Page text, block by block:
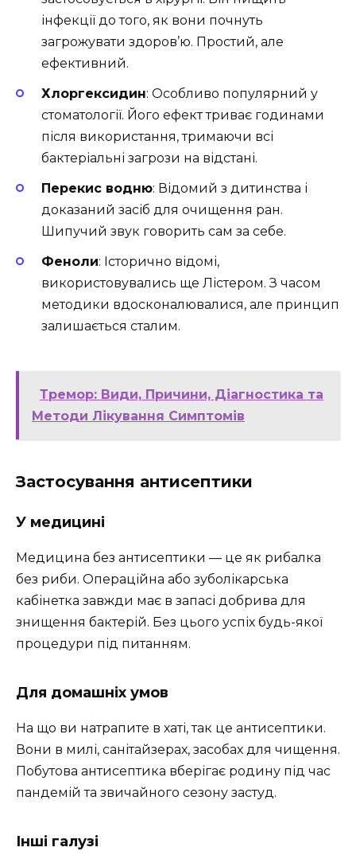
інфекції до того, як вони почнуть
загрожувати здоров’ю. Простий, але
ефективний.
Хлоргексидин: Особливо популярний у
стоматології. Його ефект триває годинами
після використання, тримаючи всі
бактеріальні загрози на відстані.
Перекис водню: Відомий з дитинства і
доказаний засіб для очищення ран.
Шипучий звук говорить сам за себе.
Феноли: Історично відомі,
використовувались ще Лістером. З часом
методики вдосконалювалися, але принцип
залишається сталим.
Тремор: Види, Причини, Діагностика та
Методи Лікування Симптомів
Застосування антисептики
У медицині
Медицина без антисептики — це як рибалка
без риби. Операційна або зуболікарська
кабінетка завжди має в запасі добрива для
знищення бактерій. Без цього успіх будь-якої
процедури під питанням.
Для домашніх умов
На що ви натрапите в хаті, так це антисептики.
Вони в милі, санітайзерах, засобах для чищення.
Побутова антисептика вберігає родину під час
пандемій та звичайного сезону застуд.
Інші галузі